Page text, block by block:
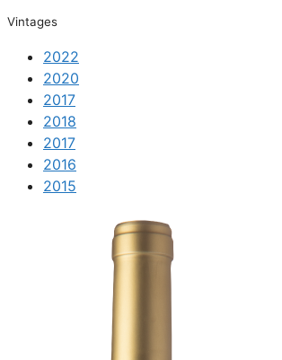
Vintages
2022
2020
2017
2018
2017
2016
2015